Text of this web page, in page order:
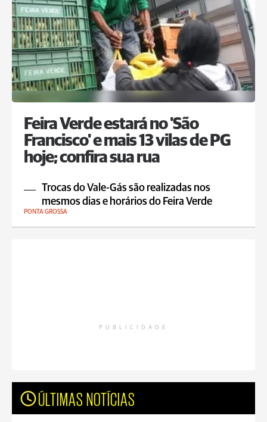
Feira Verde estará no 'São
Francisco' e mais 13 vilas de PG
hoje; confira sua rua
Trocas do Vale-Gás são realizadas nos
mesmos dias e horários do Feira Verde
PONTA GROSSA
PUBLICIDADE
ÚLTIMAS NOTÍCIAS